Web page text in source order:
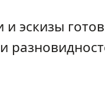
и эскизы